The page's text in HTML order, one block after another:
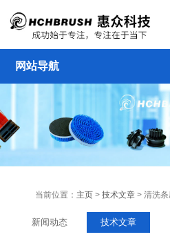
网站导航
当前位置： 主页 >技术文章 > 清洗
新闻动态 技术文章